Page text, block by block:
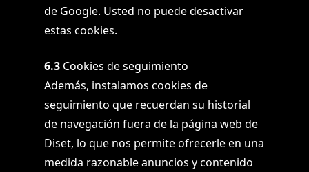
de Google. Usted no puede desactivar
estas cookies.
6.3 Cookies de seguimiento
Además, instalamos cookies de
seguimiento que recuerdan su historial
de navegación fuera de la página web de
Diset, lo que nos permite ofrecerle en una
medida razonable anuncios y contenido